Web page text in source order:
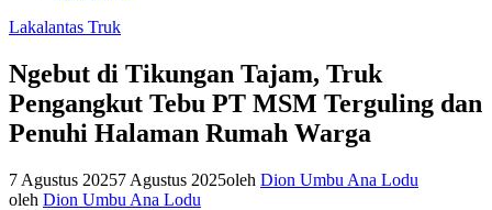
Lakalantas Truk
Ngebut di Tikungan Tajam, Truk
Pengangkut Tebu PT MSM Terguling dan
Penuhi Halaman Rumah Warga
7 Agustus 20257 Agustus 2025oleh Dion Umbu Ana Lodu
oleh Dion Umbu Ana Lodu